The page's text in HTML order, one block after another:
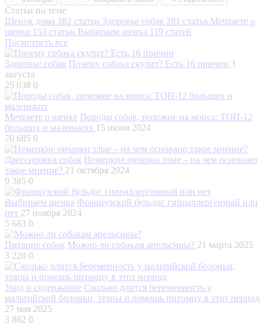
Статьи по теме
Щенок дома 282 статьи Здоровье собак 281 статья Мечтаете о
щенке 153 статьи Выбираем щенка 119 статей
Посмотреть все
Здоровье собак Почему собака скулит? Есть 16 причин 3
августа
25 038 0
Мечтаете о щенке Породы собак, похожие на мопса: ТОП-12
больших и маленьких 15 июня 2024
70 685 0
Дрессировка собак Немецкие овчарки злые – на чем основано
такое мнение? 21 октября 2024
9 385 0
Выбираем щенка Французский бульдог гипоаллергенный или
нет 27 ноября 2024
5 683 0
Питание собак Можно ли собакам апельсины? 21 марта 2025
3 220 0
Уход и содержание Сколько длится беременность у
мальтийской болонки, этапы и помощь питомцу в этот период
27 мая 2025
3 862 0